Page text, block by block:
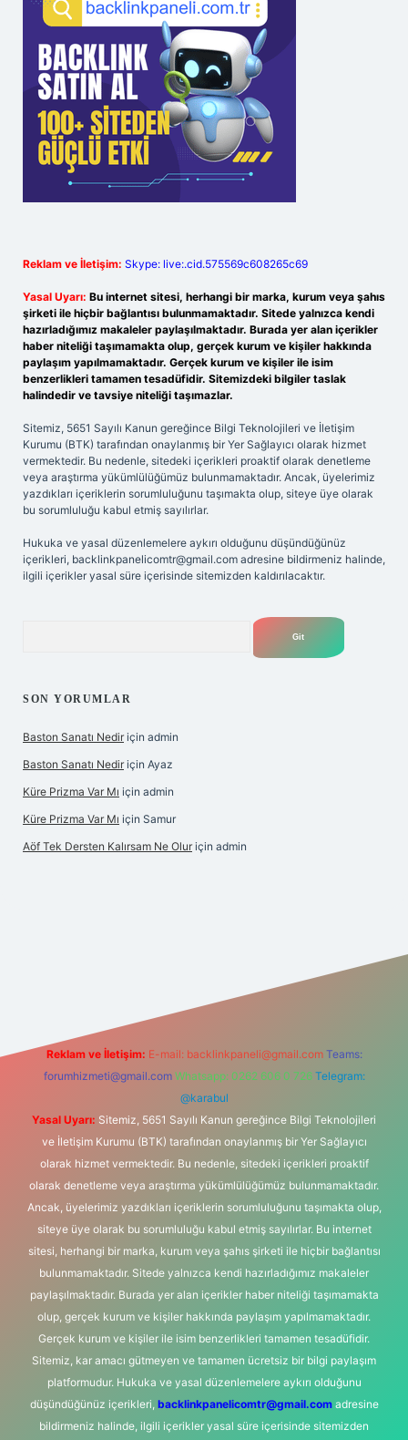
Reklam ve İletişim: Skype: live:.cid.575569c608265c69
Yasal Uyarı: Bu internet sitesi, herhangi bir marka, kurum veya şahıs
şirketi ile hiçbir bağlantısı bulunmamaktadır. Sitede yalnızca kendi
hazırladığımız makaleler paylaşılmaktadır. Burada yer alan içerikler
haber niteliği taşımamakta olup, gerçek kurum ve kişiler hakkında
paylaşım yapılmamaktadır. Gerçek kurum ve kişiler ile isim
benzerlikleri tamamen tesadüfidir. Sitemizdeki bilgiler taslak
halindedir ve tavsiye niteliği taşımazlar.
Sitemiz, 5651 Sayılı Kanun gereğince Bilgi Teknolojileri ve İletişim
Kurumu (BTK) tarafından onaylanmış bir Yer Sağlayıcı olarak hizmet
vermektedir. Bu nedenle, sitedeki içerikleri proaktif olarak denetleme
veya araştırma yükümlülüğümüz bulunmamaktadır. Ancak, üyelerimiz
yazdıkları içeriklerin sorumluluğunu taşımakta olup, siteye üye olarak
bu sorumluluğu kabul etmiş sayılırlar.
Hukuka ve yasal düzenlemelere aykırı olduğunu düşündüğünüz
içerikleri, backlinkpanelicomtr@gmail.com adresine bildirmeniz halinde,
ilgili içerikler yasal süre içerisinde sitemizden kaldırılacaktır.
SON YORUMLAR
Baston Sanatı Nedir için admin
Baston Sanatı Nedir için Ayaz
Küre Prizma Var Mı için admin
Küre Prizma Var Mı için Samur
Aöf Tek Dersten Kalırsam Ne Olur için admin
Reklam ve İletişim: E-mail: backlinkpaneli@gmail.com Teams:
forumhizmeti@gmail.com Whatsapp: 0262 606 0 726 Telegram:
@karabul
Yasal Uyarı: Sitemiz, 5651 Sayılı Kanun gereğince Bilgi Teknolojileri
ve İletişim Kurumu (BTK) tarafından onaylanmış bir Yer Sağlayıcı
olarak hizmet vermektedir. Bu nedenle, sitedeki içerikleri proaktif
olarak denetleme veya araştırma yükümlülüğümüz bulunmamaktadır.
Ancak, üyelerimiz yazdıkları içeriklerin sorumluluğunu taşımakta olup,
siteye üye olarak bu sorumluluğu kabul etmiş sayılırlar. Bu internet
sitesi, herhangi bir marka, kurum veya şahıs şirketi ile hiçbir bağlantısı
bulunmamaktadır. Sitede yalnızca kendi hazırladığımız makaleler
paylaşılmaktadır. Burada yer alan içerikler haber niteliği taşımamakta
olup, gerçek kurum ve kişiler hakkında paylaşım yapılmamaktadır.
Gerçek kurum ve kişiler ile isim benzerlikleri tamamen tesadüfidir.
Sitemiz, kar amacı gütmeyen ve tamamen ücretsiz bir bilgi paylaşım
platformudur. Hukuka ve yasal düzenlemelere aykırı olduğunu
düşündüğünüz içerikleri, backlinkpanelicomtr@gmail.comadresine
bildirmeniz halinde, ilgili içerikler yasal süre içerisinde sitemizden